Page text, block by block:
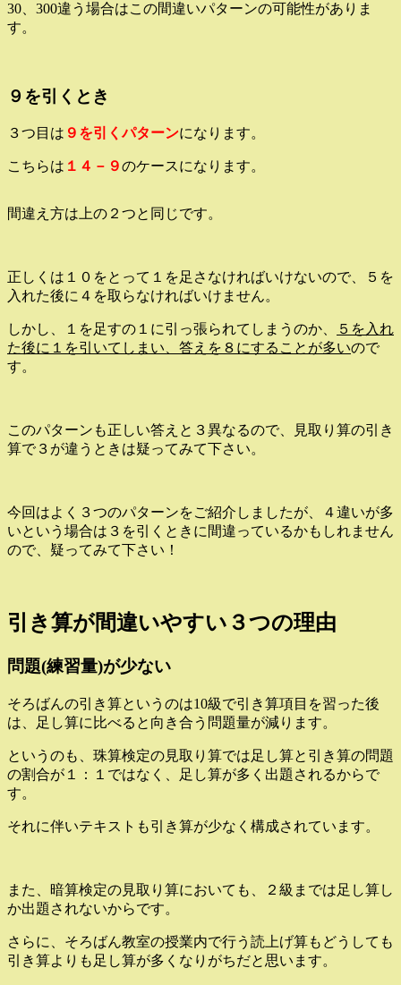
30、300違う場合はこの間違いパターンの可能性がありま
す。
９を引くとき
３つ目は ９を引くパターンになります。
こちらは １４－９のケースになります。
間違え方は上の２つと同じです。
正しくは１０をとって１を足さなければいけないので、５を
入れた後に４を取らなければいけません。
しかし、１を足すの１に引っ張られてしまうのか、
５を入れ
た後に１を引いてしまい、答えを８にすることが多いので
す。
このパターンも正しい答えと３異なるので、見取り算の引き
算で３が違うときは疑ってみて下さい。
今回はよく３つのパターンをご紹介しましたが、４違いが多
いという場合は３を引くときに間違っているかもしれません
ので、疑ってみて下さい！
引き算が間違いやすい３つの理由
問題(練習量)が少ない
そろばんの引き算というのは10級で引き算項目を習った後
は、足し算に比べると向き合う問題量が減ります。
というのも、珠算検定の見取り算では足し算と引き算の問題
の割合が１：１ではなく、足し算が多く出題されるからで
す。
それに伴いテキストも引き算が少なく構成されています。
また、暗算検定の見取り算においても、２級までは足し算し
か出題されないからです。
さらに、そろばん教室の授業内で行う読上げ算もどうしても
引き算よりも足し算が多くなりがちだと思います。